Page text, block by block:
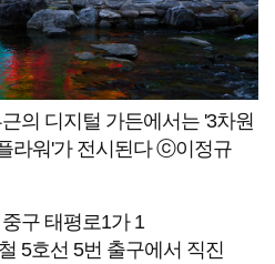
의 디지털 가든에서는 '3차원
라워'가 전시된다 ⓒ이정규
구 태평로1가 1
5호선 5번 출구에서 직진